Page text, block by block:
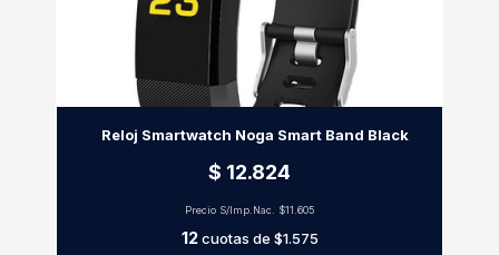
Reloj Smartwatch Noga Smart Band Black
$ 12.824
Precio S/Imp.Nac. $11.605
12cuotas de $1.575